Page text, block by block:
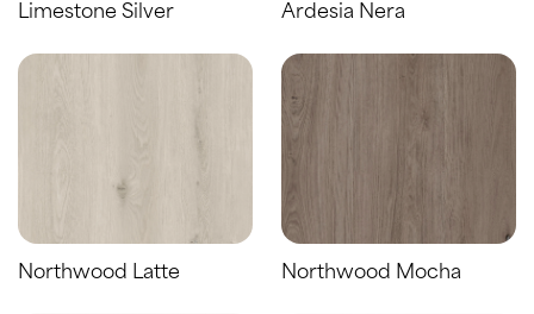
Limestone Silver Ardesia Nera
Northwood Latte Northwood Mocha